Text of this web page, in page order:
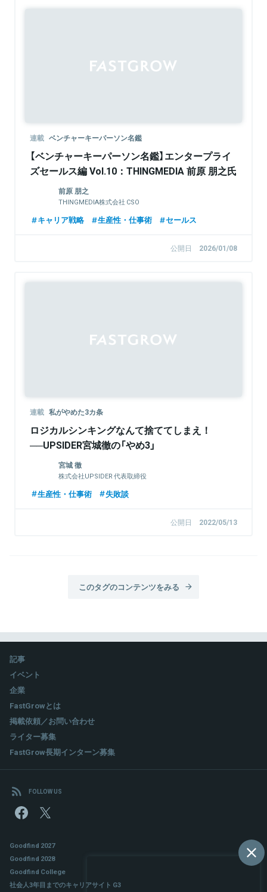
連載 ベンチャーキーパーソン名鑑
【ベンチャーキーパーソン名鑑】エンタープライ
ズセールス編 Vol.10：THINGMEDIA 前原 朋之氏
前原 朋之
THINGMEDIA株式会社 CSO
キャリア戦略 生産性・仕事術 セールス
公開日 2026/01/08
連載 私がやめた3カ条
ロジカルシンキングなんて捨ててしまえ！
──UPSIDER宮城徹の「やめ3」
宮城 徹
株式会社UPSIDER 代表取締役
生産性・仕事術 失敗談
公開日 2022/05/13
このタグのコンテンツをみる
記事
イベント
企業
FastGrowとは
掲載依頼／お問い合わせ
ライター募集
FastGrow長期インターン募集
FOLLOW US
Goodfind 2027
Goodfind 2028
Goodfind College
社会人3年目までのキャリアサイト G3